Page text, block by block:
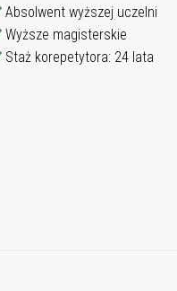
Absolwent wyższej uczelni
Wyższe magisterskie
Staż korepetytora: 24 lata